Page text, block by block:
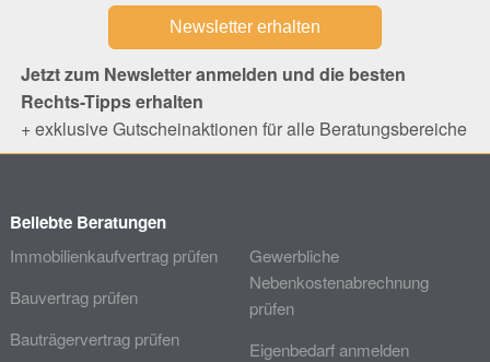
Jetzt zum Newsletter anmelden und die besten
Rechts-Tipps erhalten
+ exklusive Gutscheinaktionen für alle Beratungsbereiche
Beliebte Beratungen
Immobilienkaufvertrag prüfen
Bauvertrag prüfen
Bauträgervertrag prüfen
Gewerbliche
Nebenkostenabrechnung
prüfen
Eigenbedarf anmelden